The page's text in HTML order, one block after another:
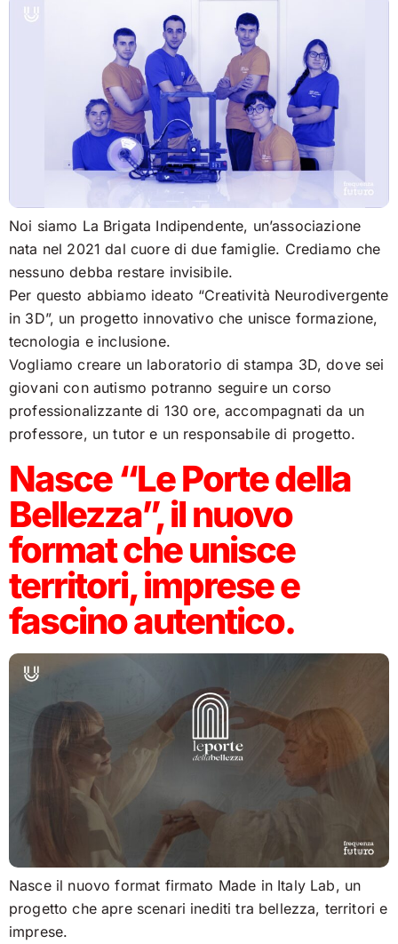
Noi siamo La Brigata Indipendente, un’associazione
nata nel 2021 dal cuore di due famiglie. Crediamo che
nessuno debba restare invisibile.
Per questo abbiamo ideato “Creatività Neurodivergente
in 3D”, un progetto innovativo che unisce formazione,
tecnologia e inclusione.
Vogliamo creare un laboratorio di stampa 3D, dove sei
giovani con autismo potranno seguire un corso
professionalizzante di 130 ore, accompagnati da un
professore, un tutor e un responsabile di progetto.
Nasce “Le Porte della
Bellezza”, il nuovo
format che unisce
territori, imprese e
fascino autentico.
Nasce il nuovo format firmato Made in Italy Lab, un
progetto che apre scenari inediti tra bellezza, territori e
imprese.